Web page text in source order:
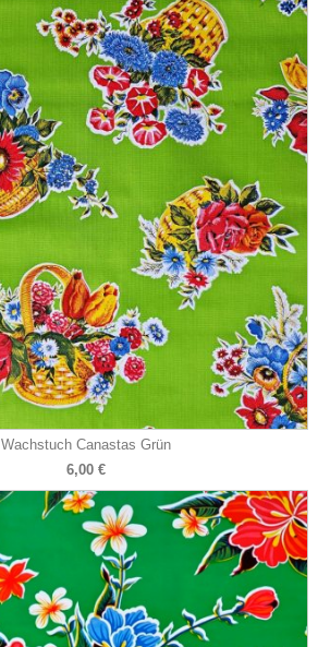
Wachstuch Canastas Grün
6,00 €